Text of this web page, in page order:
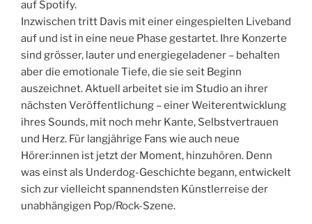
auf Spotify.
Inzwischen tritt Davis mit einer eingespielten Liveband
auf und ist in eine neue Phase gestartet. Ihre Konzerte
sind grösser, lauter und energiegeladener – behalten
aber die emotionale Tiefe, die sie seit Beginn
auszeichnet. Aktuell arbeitet sie im Studio an ihrer
nächsten Veröffentlichung – einer Weiterentwicklung
ihres Sounds, mit noch mehr Kante, Selbstvertrauen
und Herz. Für langjährige Fans wie auch neue
Hörer:innen ist jetzt der Moment, hinzuhören. Denn
was einst als Underdog-Geschichte begann, entwickelt
sich zur vielleicht spannendsten Künstlerreise der
unabhängigen Pop/Rock-Szene.